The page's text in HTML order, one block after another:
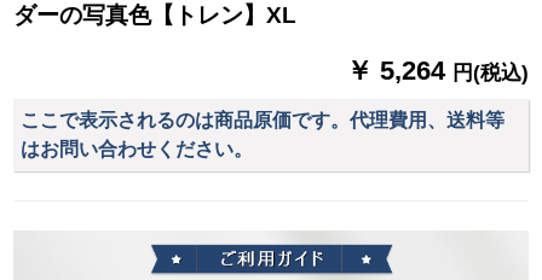
ダーの写真色【トレン】XL
￥ 5,264 円(税込)
ここで表示されるのは商品原価です。代理費用、送料等
はお問い合わせください。